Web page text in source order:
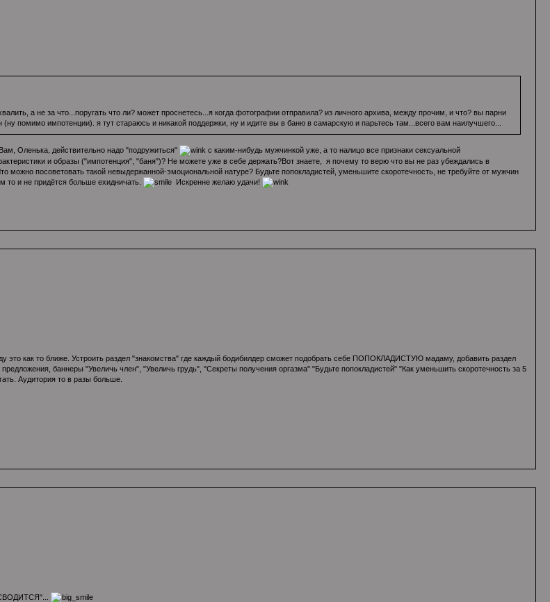
а не за что...поругать что ли? может проснетесь...я когда фотографии отправила? из личного архива, между прочим, и что? вы парни
помимо импотенции). я тут стараюсь и никакой поддержки, ну и идите вы в баню в самарскую и парьтесь там...всего вам наилучшего...
Оленька, действительно надо "подружиться"
с каким-нибудь мужчинкой уже, а то налицо все признаки сексуальной
и образы ("импотенция", "баня")? Не можете уже в себе держать?Вот знаете, я почему то верю что вы не раз убеждались в
посоветовать такой невыдержанной-эмоциональной натуре? Будьте попокладистей, уменьшите скоротечность, не требуйте от мужчин
то и не придётся больше ехидничать.
Искренне желаю удачи!
это как то ближе. Устроить раздел "знакомства" где каждый бодибилдер сможет подобрать себе ПОПОКЛАДИСТУЮ мадаму, добавить раздел
баннеры "Увеличь член", "Увеличь грудь", "Секреты получения оргазма" "Будьте попокладистей" "Как уменьшить скоротечность за 5
Аудитория то в разы больше.